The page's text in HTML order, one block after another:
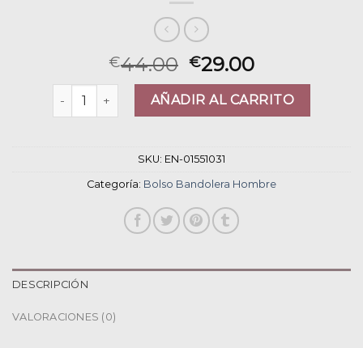
€44.00 €29.00
bolso bandolera hombre cantidad
AÑADIR AL CARRITO
SKU: EN-01551031
Categoría: Bolso Bandolera Hombre
DESCRIPCIÓN
VALORACIONES (0)